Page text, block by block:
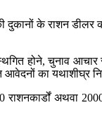
के राशन डीलर
होने, चुनाव
का यथाशीघ्र
राशनकार्डों अथवा